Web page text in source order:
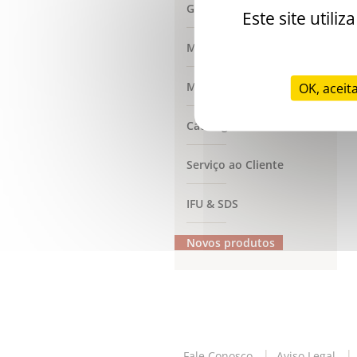
Geração de Trombina
MyOptiLab
My Quality Solutions
Catálogos
Serviço ao Cliente
IFU & SDS
Novos produtos
Este site
OK,